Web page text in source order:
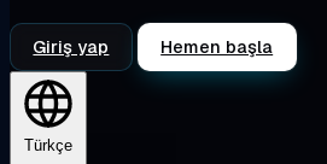
Giriş yap Hemen başla
Türkçe